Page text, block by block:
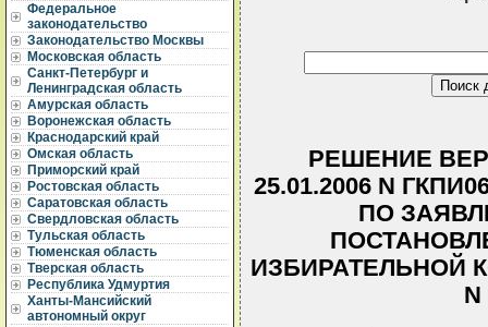
Федеральное
законодательство
Законодательство Москвы
Московская область
Санкт-Петербург и
Ленинградская область
Амурская область
Воронежская область
Краснодарский край
Омская область
Приморский край
Ростовская область
Саратовская область
Свердловская область
Тульская область
Тюменская область
Тверская область
Республика Удмуртия
Ханты-Мансийский
автономный округ
РЕШЕНИЕ
25.01.2006 N
ПО
ИЗБИРАТЕЛЬНОЙ
N